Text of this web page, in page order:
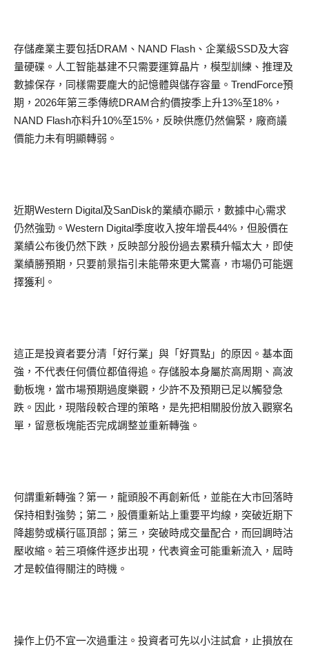
存儲產業主要包括DRAM、NAND Flash、企業級SSD及大容
量硬碟。人工智能基建不只需要運算晶片，模型訓練、推理及
數據保存，同樣需要龐大的記憶體與儲存容量。TrendForce預
期，2026年第三季傳統DRAM合約價按季上升13%至18%，
NAND Flash亦料升10%至15%，反映供應仍然偏緊，廠商議
價能力未有明顯轉弱。
近期Western Digital及SanDisk的業績亦顯示，數據中心需求
仍然強勁。Western Digital季度收入按年增長44%，但股價在
業績公布後仍然下跌，反映部分股份過去累積升幅太大，即使
業績勝預期，只要前景指引未能帶來更大驚喜，市場仍可能選
擇獲利。
這正是投資者要分清「好行業」與「好買點」的原因。基本面
強，不代表任何價位都值得追。存儲股本身屬於高周期、高波
動板塊，當市場預期過度樂觀，少許不及預期已足以觸發急
跌。因此，現階段較合理的策略，是先把相關股份放入觀察名
單，留意板塊能否完成調整並重新轉強。
何謂重新轉強？第一，龍頭股不再創新低，並能在大市回落時
保持相對強勢；第二，股價重新站上重要平均線，突破近期下
降趨勢或橫行區頂部；第三，突破時成交量配合，而回調時沽
壓收縮。若三項條件逐步出現，代表資金可能重新流入，屆時
才是較值得關注的時機。
操作上仍不宜一次過重注。投資者可先以小注試倉，止損放在